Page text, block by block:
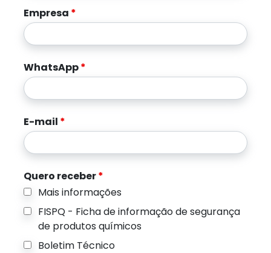
Empresa *
WhatsApp*
E-mail *
Quero receber*
Mais informações
FISPQ - Ficha de informação de segurança
de produtos químicos
Boletim Técnico